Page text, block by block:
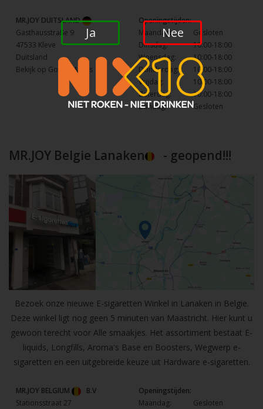
MR.JOY DUITSLAND
Gasthausstraße 9
47533 Kleve
Duitsland
Bekijk op Google Maps
Openingstijden:
Maandag:
Gesloten
Dinsdag:
10:00-18:00
Woensdag:
10:00-18:00
Donderdag:
10:00-18:00
Vrijdag:
10:00-18:00
Zaterdag:
10:00-18:00
Zondag:
Gesloten
MR.JOY Belgie Lanaken - geopend!!!
Bezoek onze nieuwe E-sigaretten Winkel in Lanaken in Belgie.
Deze winkel ligt nog geen 5 minuten van Maastricht. Hier kunt u
gewoon terecht voor Alle smaakjes. Het assortiment bestaat E-
liquids, Longfills, Aroma's Base en Boosters, Wegwerp e-
sigaretten en een uitgebreide keuze uit Hardware e-sigaretten.
MR.JOY BELGIUM
B.V
Stationsstraat 27
Openingstijden:
Maandag:
Gesloten
Ja Nee